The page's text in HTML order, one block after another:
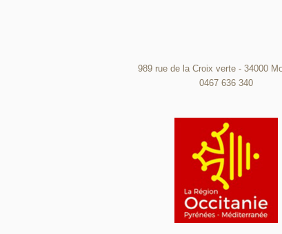
989 rue de la Croix verte - 34000
0467 636 340